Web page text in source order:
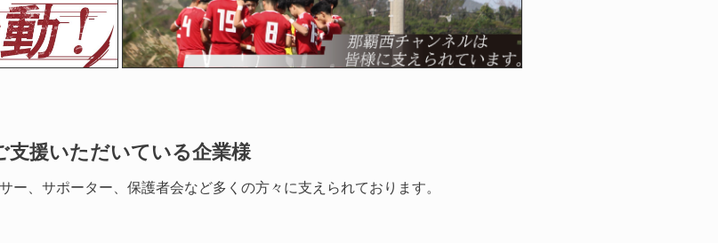
支援いただいている企業様
ー、サポーター、保護者会など多くの方々に支えられております。